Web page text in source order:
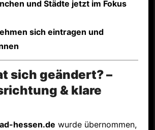
und Städte jetzt im Fokus
sich eintragen und
sich geändert? –
& klare
hessen.de wurde übernommen,